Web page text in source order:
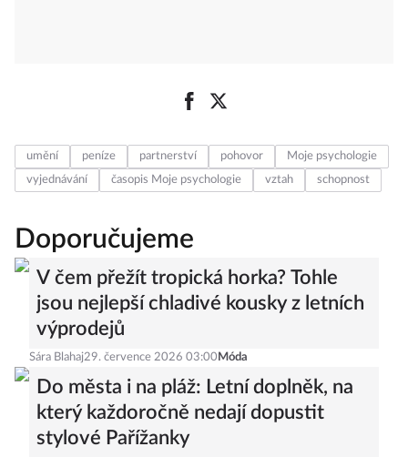
umění peníze partnerství pohovor
Moje psychologie
vyjednávání
časopis Moje psychologie vztah schopnost
Doporučujeme
V čem přežít tropická horka? Tohle
jsou nejlepší chladivé kousky z letních
výprodejů
Sára Blahaj29. července 2026 03:00 Móda
Do města i na pláž: Letní doplněk, na
který každoročně nedají dopustit
stylové Pařížanky